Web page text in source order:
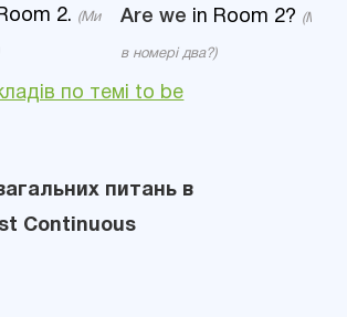
2. (Ми Are we in Room 2? (Ми
в номері два?)
по темі to be
питань в
Continuous